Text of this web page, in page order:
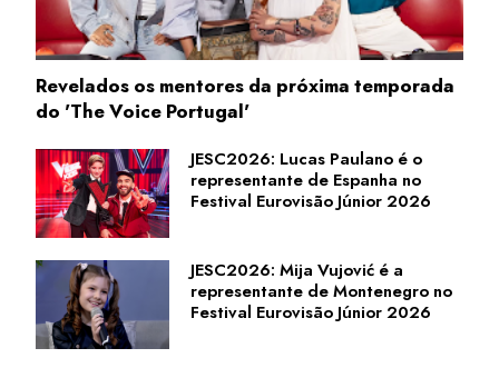
Revelados os mentores da próxima temporada
do 'The Voice Portugal'
JESC2026: Lucas Paulano é o
representante de Espanha no
Festival Eurovisão Júnior 2026
JESC2026: Mija Vujović é a
representante de Montenegro no
Festival Eurovisão Júnior 2026